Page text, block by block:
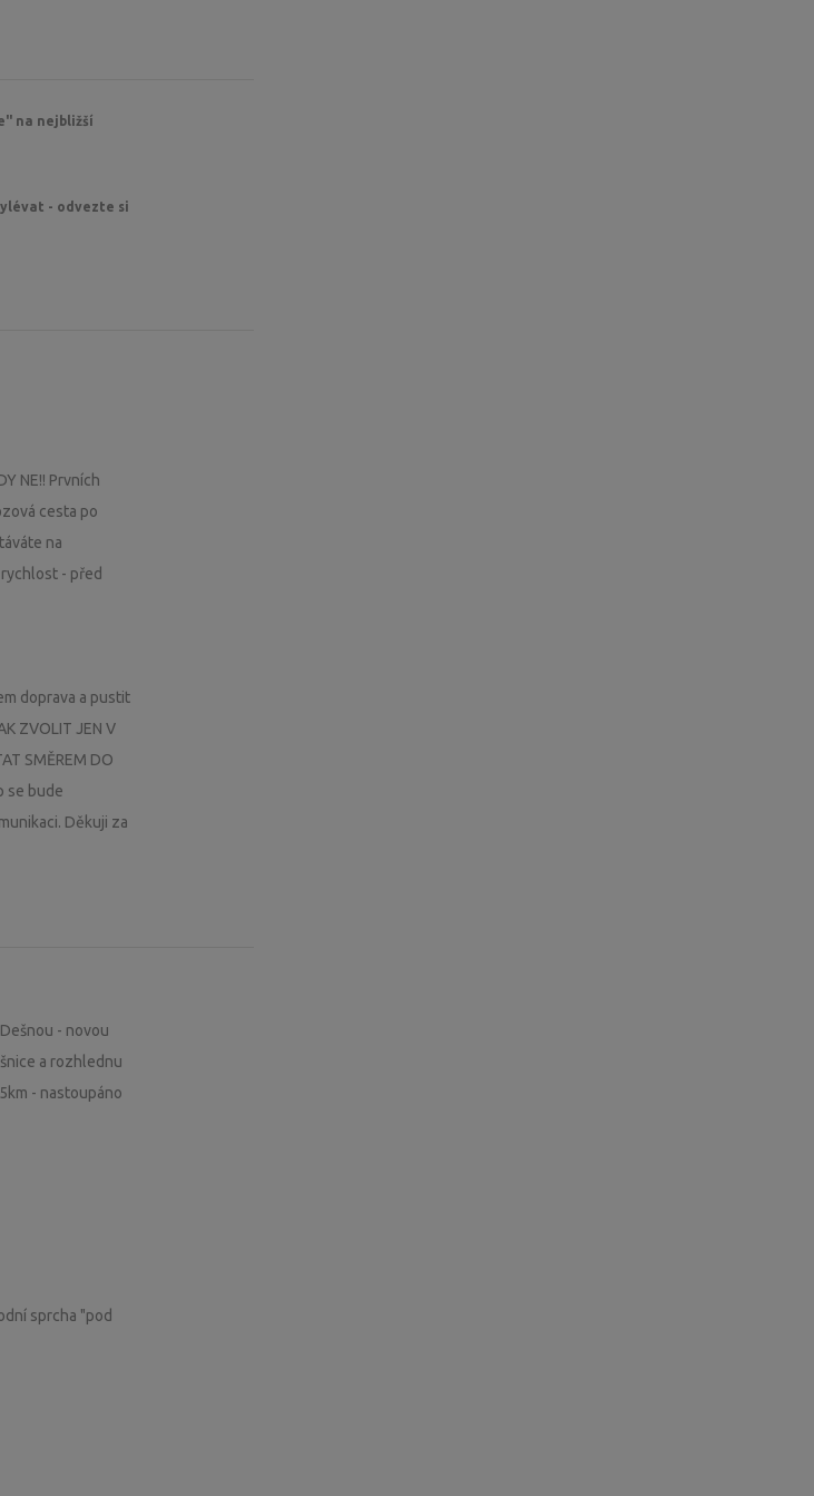
lekníny, jen kilometr
funguje v
vlečné přívěsy!! (pro
dodržovat jen
na nejbližší
- odvezte si
NE!! Prvních
cesta po
na
- před
doprava a pustit
ZVOLIT JEN V
SMĚREM DO
se bude
Děkuji za
- novou
a rozhlednu
- nastoupáno
sprcha "pod